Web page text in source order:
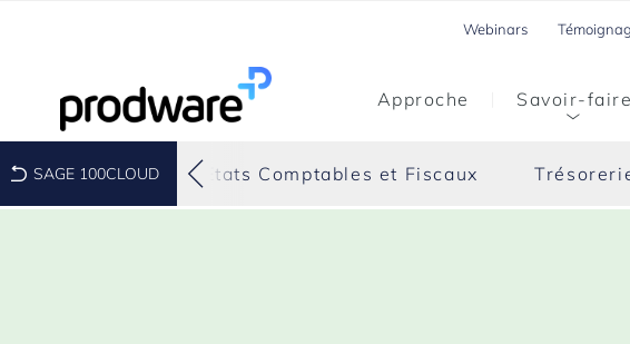
Webinars
Approche Savoir-faire
SAGE 100CLOUD Etats Comptables et Fiscaux